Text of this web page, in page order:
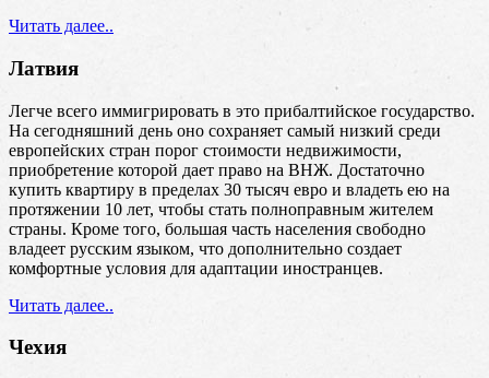
Читать далее..
Латвия
Легче всего иммигрировать в это прибалтийское государство.
На сегодняшний день оно сохраняет самый низкий среди
европейских стран порог стоимости недвижимости,
приобретение которой дает право на ВНЖ. Достаточно
купить квартиру в пределах 30 тысяч евро и владеть ею на
протяжении 10 лет, чтобы стать полноправным жителем
страны. Кроме того, большая часть населения свободно
владеет русским языком, что дополнительно создает
комфортные условия для адаптации иностранцев.
Читать далее..
Чехия